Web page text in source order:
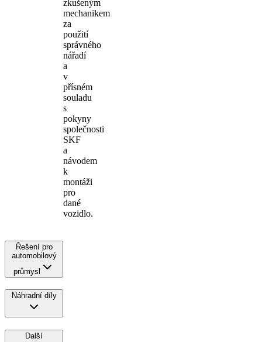
zkušeným
mechanikem
za
použití
správného
nářadí
a
v
přísném
souladu
s
pokyny
společnosti
SKF
a
návodem
k
montáži
pro
dané
vozidlo.
Řešení pro
automobilový
průmysl
Náhradní díly
Další